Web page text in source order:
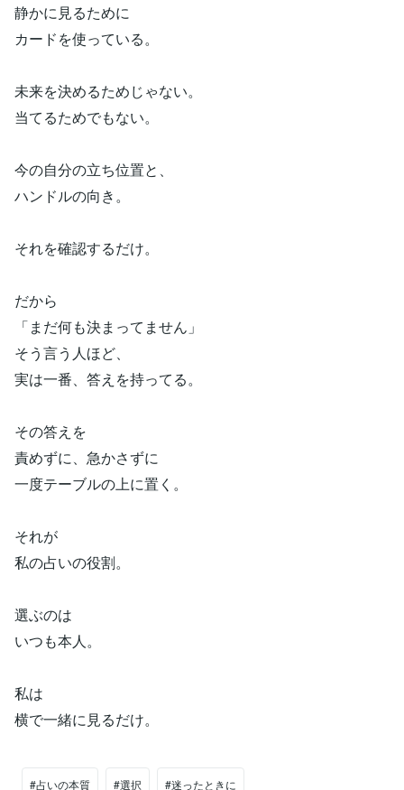
静かに見るために
カードを使っている。
未来を決めるためじゃない。
当てるためでもない。
今の自分の立ち位置と、
ハンドルの向き。
それを確認するだけ。
だから
「まだ何も決まってません」
そう言う人ほど、
実は一番、答えを持ってる。
その答えを
責めずに、急かさずに
一度テーブルの上に置く。
それが
私の占いの役割。
選ぶのは
いつも本人。
私は
横で一緒に見るだけ。
#占いの本質 #選択 #迷ったときに